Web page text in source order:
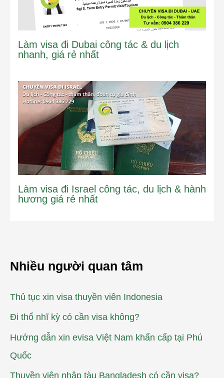
Làm visa đi Dubai công tác & du lịch
nhanh, giá rẻ nhất
Làm visa đi Israel công tác, du lịch & hành
hương giá rẻ nhất
Nhiều người quan tâm
Thủ tục xin visa thuyền viên Indonesia
Đi thổ nhĩ kỳ có cần visa không?
Hướng dẫn xin evisa Việt Nam khẩn cấp tại Phú
Quốc
Thuyền viên nhập tàu Bangladesh có cần visa?